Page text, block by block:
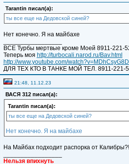
Tarantin писал(а):
ты все еще на Дедовской синей?
Нет конечно. Я на майбахе
ВСЕ Турбы мертвые кроме Моей 8911-221-
Теперь моя http://turbocali.narod.ru/Bav.html
http://www.youtube.com/
ДЛЯ ТЕХ КТО В ТАНКЕ МОЙ ТЕЛ. 8911-221-
21:48, 11.12.23
ВАСЯ 312 писал(а):
Tarantin писал(а):
ты все еще на Дедовской синей?
Нет конечно. Я на майбахе
На Майбах подходит распорка от
Нельзя впихнуть